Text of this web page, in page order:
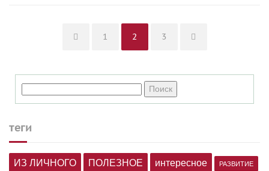
Page
1 Page
2 Page
3
теги
ИЗ ЛИЧНОГО ПОЛЕЗНОЕ интересное РАЗВИТИЕ